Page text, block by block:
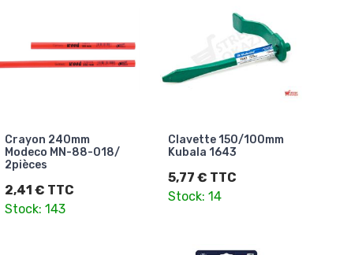
Crayon 240mm
Modeco MN-88-018/
2pièces
2,41 € TTC
Stock: 143
Clavette 150/100mm
Kubala 1643
5,77 € TTC
Stock: 14